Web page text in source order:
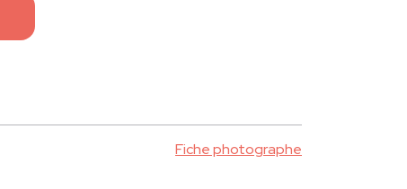
Fiche photographe